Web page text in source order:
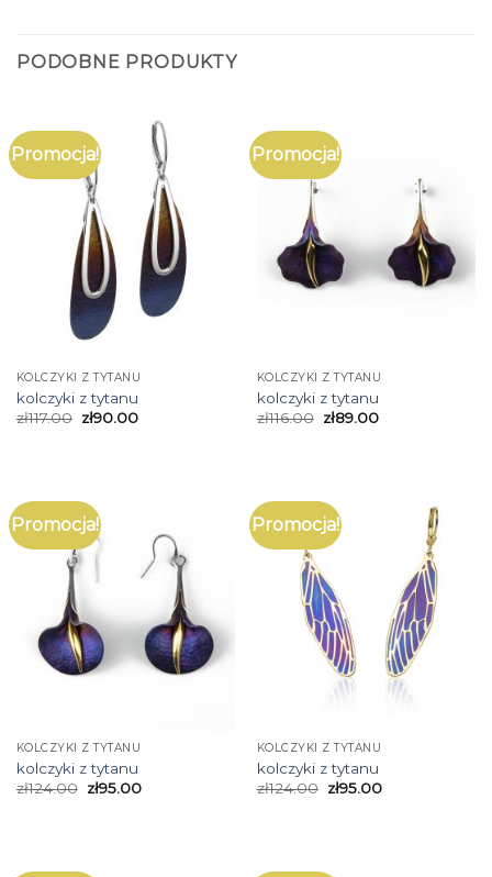
PODOBNE PRODUKTY
Promocja!
KOLCZYKI Z TYTANU
kolczyki z tytanu
zł117.00 zł90.00
Promocja!
KOLCZYKI Z TYTANU
kolczyki z tytanu
zł116.00 zł89.00
Promocja!
KOLCZYKI Z TYTANU
kolczyki z tytanu
zł124.00 zł95.00
Promocja!
KOLCZYKI Z TYTANU
kolczyki z tytanu
zł124.00 zł95.00